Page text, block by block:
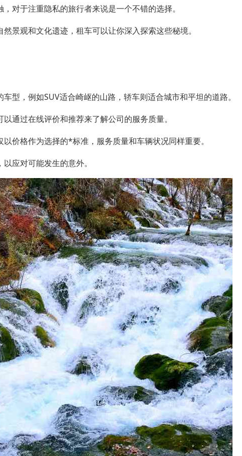
对于注重隐私的旅行者来说是一个不错的选择。
景观和文化遗迹，租车可以让你深入探索这些秘境。
型，例如SUV适合崎岖的山路，轿车则适合城市和平坦的道路。
通过在线评价和推荐来了解公司的服务质量。
价格作为选择的*标准，服务质量和车辆状况同样重要。
应对可能发生的意外。